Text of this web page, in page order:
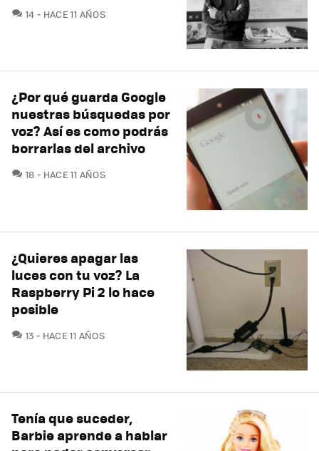
14 COMENTARIOS
HACE 11 AÑOS
¿Por qué guarda Google
nuestras búsquedas por
voz? Así es como podrás
borrarlas del archivo
18 COMENTARIOS
HACE 11 AÑOS
¿Quieres apagar las
luces con tu voz? La
Raspberry Pi 2 lo hace
posible
13 COMENTARIOS
HACE 11 AÑOS
Tenía que suceder,
Barbie aprende a hablar